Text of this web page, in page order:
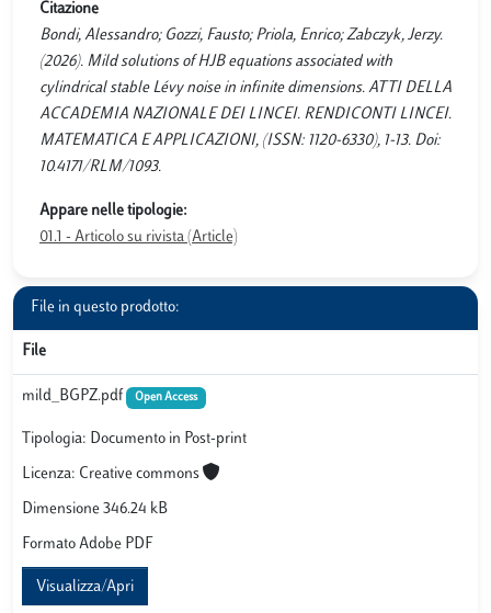
Citazione
Bondi, Alessandro; Gozzi, Fausto; Priola, Enrico; Zabczyk, Jerzy.
(2026). Mild solutions of HJB equations associated with
cylindrical stable Lévy noise in infinite dimensions. ATTI DELLA
ACCADEMIA NAZIONALE DEI LINCEI. RENDICONTI LINCEI.
MATEMATICA E APPLICAZIONI, (ISSN: 1120-6330), 1-13. Doi:
10.4171/RLM/1093.
Appare nelle tipologie:
01.1 - Articolo su rivista (Article)
File in questo prodotto:
File
mild_BGPZ.pdf Open Access
Tipologia: Documento in Post-print
Licenza: Creative commons
Dimensione 346.24 kB
Formato Adobe PDF
Visualizza/Apri